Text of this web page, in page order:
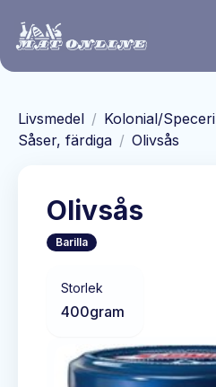
Livsmedel / Kolonial/Speceri
Såser, färdiga / Olivsås
Olivsås
Barilla
Storlek
400gram